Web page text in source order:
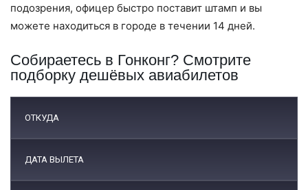
подозрения, офицер быстро поставит штамп и вы
можете находиться в городе в течении 14 дней.
Собираетесь в Гонконг? Смотрите
подборку дешёвых авиабилетов
ОТКУДА
ДАТА ВЫЛЕТА